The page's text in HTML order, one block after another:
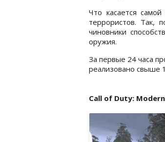
Что касается
террористов. Так,
чиновники
оружия.
За первые 24 часа
реализовано свыше
Call of Duty: